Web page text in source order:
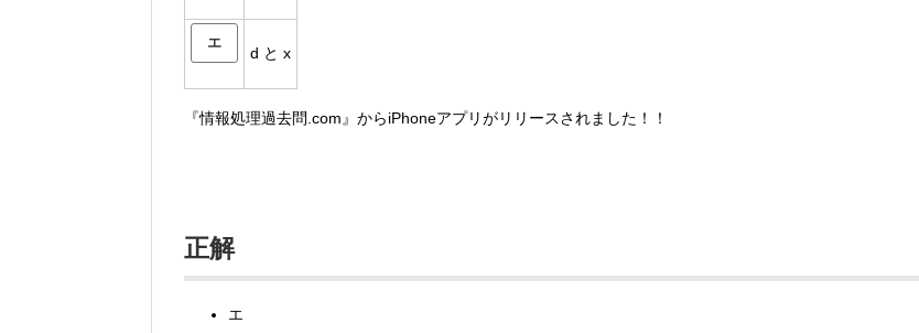
エ
d と x
『情報処理過去問.com』からiPhoneアプリがリリースされました！！
正解
エ